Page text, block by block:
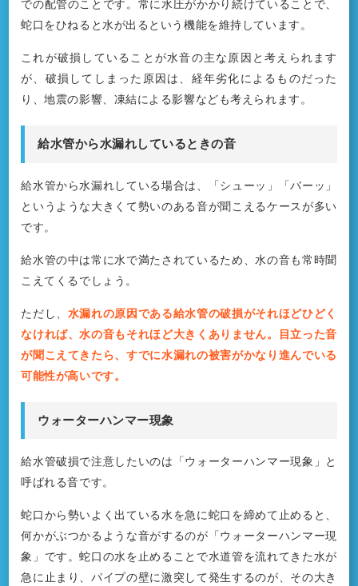
での配管のことです。常に水圧がかかり続けていることで、
蛇口をひねると水が出るという機能を維持しています。
これが破損していることが水音の主な原因と考えられます
が、破損してしまった原因は、経年劣化によるものだった
り、地震の影響、凍結による影響なども考えられます。
給水管から水漏れしているときの音
給水管から水漏れしている場合は、「シューッ」「バーッ」
というような大きくて勢いのある音が聞こえるケースが多い
です。
給水管の中は常に水で満たされているため、水の音も常時聞
こえてくるでしょう。
ただし、 水漏れの原因である給水管の破損がそれほどひどく
なければ、水の音もそれほど大きくありません。目立った音
が聞こえてきたら、すでに水漏れの被害がかなり進んでいる
可能性が高いです。
ウォーターハンマー現象
給水管破損で注意したいのは「ウォーターハンマー現象」と
呼ばれる音です。
蛇口から勢いよく出ている水を急に蛇口を締めて止めると、
何かがぶつかるような音がするのが「ウォーターハンマー現
象」です。蛇口の水を止めることで水道管を流れてきた水が
急に止まり、パイプの壁に激突して発生するのが、その大き